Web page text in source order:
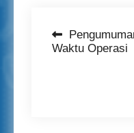
Post
Waktu Operasi